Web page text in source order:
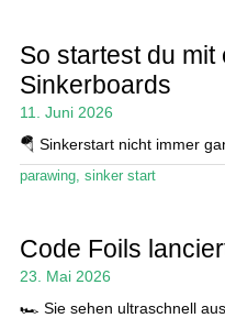
So startest du
Sinkerboards
11. Juni 2026
🪂 Sinkerstart nicht immer
parawing, sinker start
Code Foils
23. Mai 2026
🏎️ Sie sehen ultraschnell aus